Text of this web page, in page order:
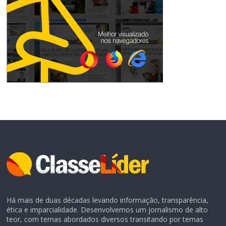
Há mais de duas décadas levando informação, transparência,
ética e imparcialidade. Desenvolvemos um jornalismo de alto
teor, com temas abordados diversos transitando por temas